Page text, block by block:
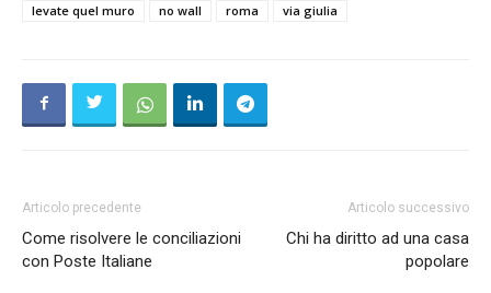
levate quel muro
no wall roma via giulia
Articolo precedente
Come risolvere le conciliazioni
con Poste Italiane
Articolo successivo
Chi ha diritto ad una casa
popolare